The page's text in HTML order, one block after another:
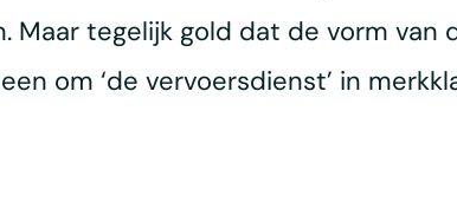
tegelijk gold dat de vorm van
om ‘de vervoersdienst’ in